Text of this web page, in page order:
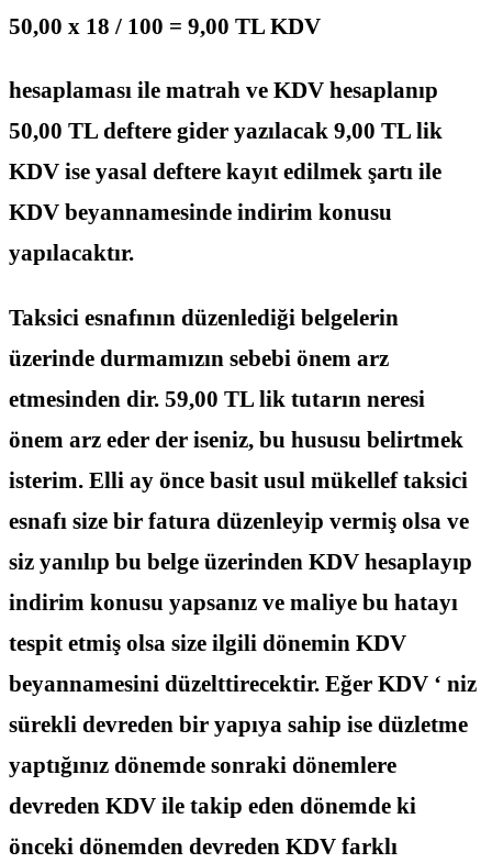
50,00 x 18 / 100 = 9,00 TL KDV
hesaplaması ile matrah ve KDV hesaplanıp
50,00 TL deftere gider yazılacak 9,00 TL lik
KDV ise yasal deftere kayıt edilmek şartı ile
KDV beyannamesinde indirim konusu
yapılacaktır.
Taksici esnafının düzenlediği belgelerin
üzerinde durmamızın sebebi önem arz
etmesinden dir. 59,00 TL lik tutarın neresi
önem arz eder der iseniz, bu hususu belirtmek
isterim. Elli ay önce basit usul mükellef taksici
esnafı size bir fatura düzenleyip vermiş olsa ve
siz yanılıp bu belge üzerinden KDV hesaplayıp
indirim konusu yapsanız ve maliye bu hatayı
tespit etmiş olsa size ilgili dönemin KDV
beyannamesini düzelttirecektir. Eğer KDV ‘ niz
sürekli devreden bir yapıya sahip ise düzletme
yaptığınız dönemde sonraki dönemlere
devreden KDV ile takip eden dönemde ki
önceki dönemden devreden KDV farklı